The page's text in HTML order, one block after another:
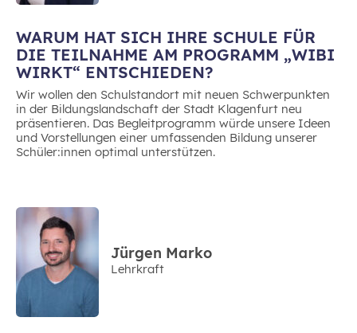
WARUM HAT SICH IHRE SCHULE FÜR
DIE TEILNAHME AM PROGRAMM „WIBI
WIRKT“ ENTSCHIEDEN?
Wir wollen den Schulstandort mit neuen Schwerpunkten
in der Bildungslandschaft der Stadt Klagenfurt neu
präsentieren. Das Begleitprogramm würde unsere Ideen
und Vorstellungen einer umfassenden Bildung unserer
Schüler:innen optimal unterstützen.
Jürgen Marko
Lehrkraft